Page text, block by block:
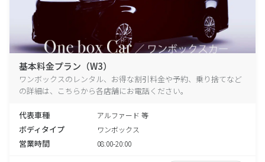
基本料金プラン（W3）
ワンボックスのレンタル、お得な割引料金や予約、乗り捨てなど
の詳細は、こちらから各店舗にお電話ください。
代表車種 アルファード 等
ボディタイプ ワンボックス
営業時間 08:00-20:00